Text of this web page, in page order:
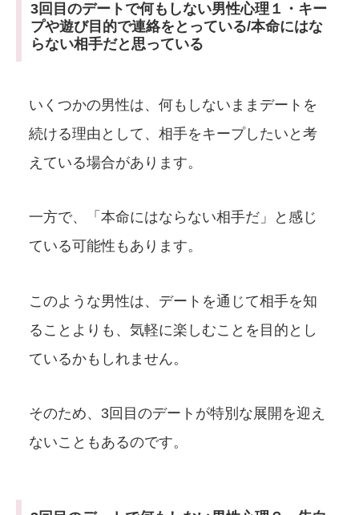
3回目のデートで何もしない男性心理１・キー
プや遊び目的で連絡をとっている/本命にはな
らない相手だと思っている
いくつかの男性は、何もしないままデートを
続ける理由として、相手をキープしたいと考
えている場合があります。
一方で、「本命にはならない相手だ」と感じ
ている可能性もあります。
このような男性は、デートを通じて相手を知
ることよりも、気軽に楽しむことを目的とし
ているかもしれません。
そのため、3回目のデートが特別な展開を迎え
ないこともあるのです。